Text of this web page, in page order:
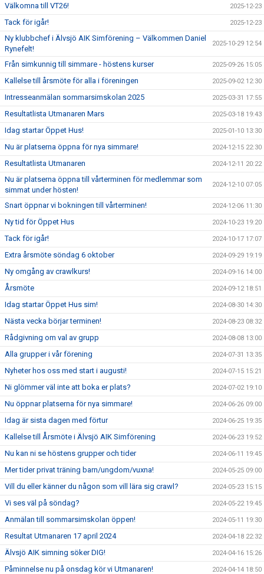
Välkomna till VT26! 2025-12-23
Tack för igår! 2025-12-23
Ny klubbchef i Älvsjö AIK Simförening – Välkommen Daniel
Rynefelt!
2025-10-29 12:54
Från simkunnig till simmare - höstens kurser 2025-09-26 15:05
Kallelse till årsmöte för alla i föreningen 2025-09-02 12:30
Intresseanmälan sommarsimskolan 2025 2025-03-31 17:55
Resultatlista Utmanaren Mars 2025-03-18 19:43
Idag startar Öppet Hus! 2025-01-10 13:30
Nu är platserna öppna för nya simmare! 2024-12-15 22:30
Resultatlista Utmanaren 2024-12-11 20:22
Nu är platserna öppna till vårterminen för medlemmar som
simmat under hösten!
2024-12-10 07:05
Snart öppnar vi bokningen till vårterminen! 2024-12-06 11:30
Ny tid för Öppet Hus 2024-10-23 19:20
Tack för igår! 2024-10-17 17:07
Extra årsmöte söndag 6 oktober 2024-09-29 19:19
Ny omgång av crawlkurs! 2024-09-16 14:00
Årsmöte 2024-09-12 18:51
Idag startar Öppet Hus sim! 2024-08-30 14:30
Nästa vecka börjar terminen! 2024-08-23 08:32
Rådgivning om val av grupp 2024-08-08 13:00
Alla grupper i vår förening 2024-07-31 13:35
Nyheter hos oss med start i augusti! 2024-07-15 15:21
Ni glömmer väl inte att boka er plats? 2024-07-02 19:10
Nu öppnar platserna för nya simmare! 2024-06-26 09:00
Idag är sista dagen med förtur 2024-06-25 19:35
Kallelse till Årsmöte i Älvsjö AIK Simförening 2024-06-23 19:52
Nu kan ni se höstens grupper och tider 2024-06-11 19:45
Mer tider privat träning barn/ungdom/vuxna! 2024-05-25 09:00
Vill du eller känner du någon som vill lära sig crawl? 2024-05-23 15:15
Vi ses väl på söndag? 2024-05-22 19:45
Anmälan till sommarsimskolan öppen! 2024-05-11 19:30
Resultat Utmanaren 17 april 2024 2024-04-18 22:32
Älvsjö AIK simning söker DIG! 2024-04-16 15:26
Påminnelse nu på onsdag kör vi Utmanaren! 2024-04-14 18:50